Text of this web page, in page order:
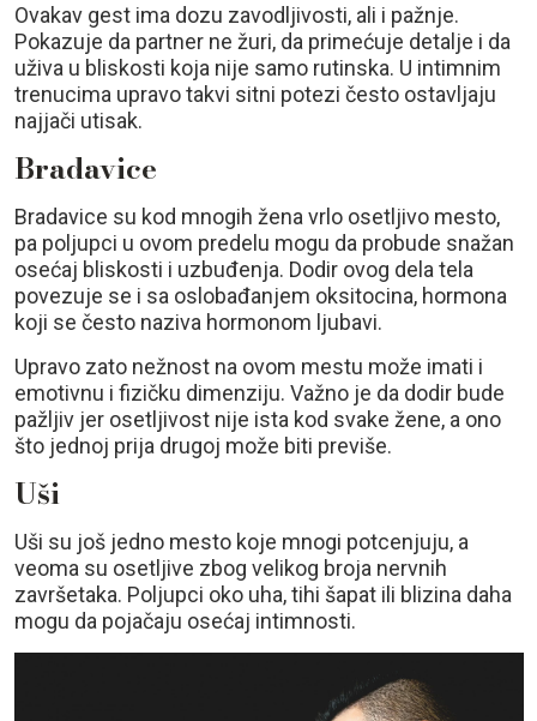
Ovakav gest ima dozu zavodljivosti, ali i pažnje.
Pokazuje da partner ne žuri, da primećuje detalje i da
uživa u bliskosti koja nije samo rutinska. U intimnim
trenucima upravo takvi sitni potezi često ostavljaju
najjači utisak.
Bradavice
Bradavice su kod mnogih žena vrlo osetljivo mesto,
pa poljupci u ovom predelu mogu da probude snažan
osećaj bliskosti i uzbuđenja. Dodir ovog dela tela
povezuje se i sa oslobađanjem oksitocina, hormona
koji se često naziva hormonom ljubavi.
Upravo zato nežnost na ovom mestu može imati i
emotivnu i fizičku dimenziju. Važno je da dodir bude
pažljiv jer osetljivost nije ista kod svake žene, a ono
što jednoj prija drugoj može biti previše.
Uši
Uši su još jedno mesto koje mnogi potcenjuju, a
veoma su osetljive zbog velikog broja nervnih
završetaka. Poljupci oko uha, tihi šapat ili blizina daha
mogu da pojačaju osećaj intimnosti.